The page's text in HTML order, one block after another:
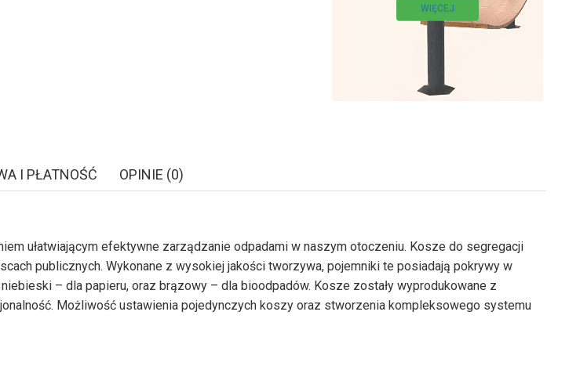
WIĘCEJ
I PŁATNOŚĆ OPINIE (0)
ułatwiającym efektywne zarządzanie odpadami w naszym otoczeniu. Kosze do segregacji
publicznych. Wykonane z wysokiej jakości tworzywa, pojemniki te posiadają pokrywy w
– dla papieru, oraz brązowy – dla bioodpadów. Kosze zostały wyprodukowane z
Możliwość ustawienia pojedynczych koszy oraz stworzenia kompleksowego systemu